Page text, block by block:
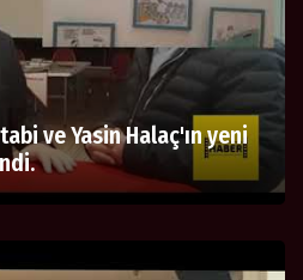
ve Yasin Halaç'ın yeni